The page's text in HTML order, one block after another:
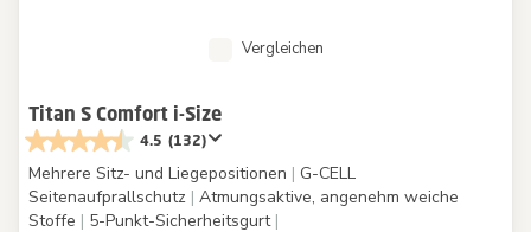
Vergleichen
Titan S Comfort i-Size
4.5 (132)
Mehrere Sitz- und Liegepositionen | G-CELL
Seitenaufprallschutz | Atmungsaktive, angenehm weiche
Stoffe | 5-Punkt-Sicherheitsgurt |